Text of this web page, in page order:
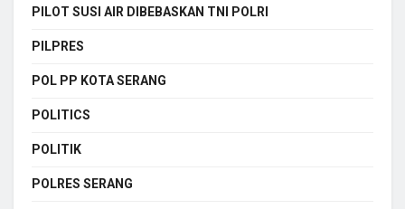
PILOT SUSI AIR DIBEBASKAN TNI POLRI
PILPRES
POL PP KOTA SERANG
POLITICS
POLITIK
POLRES SERANG